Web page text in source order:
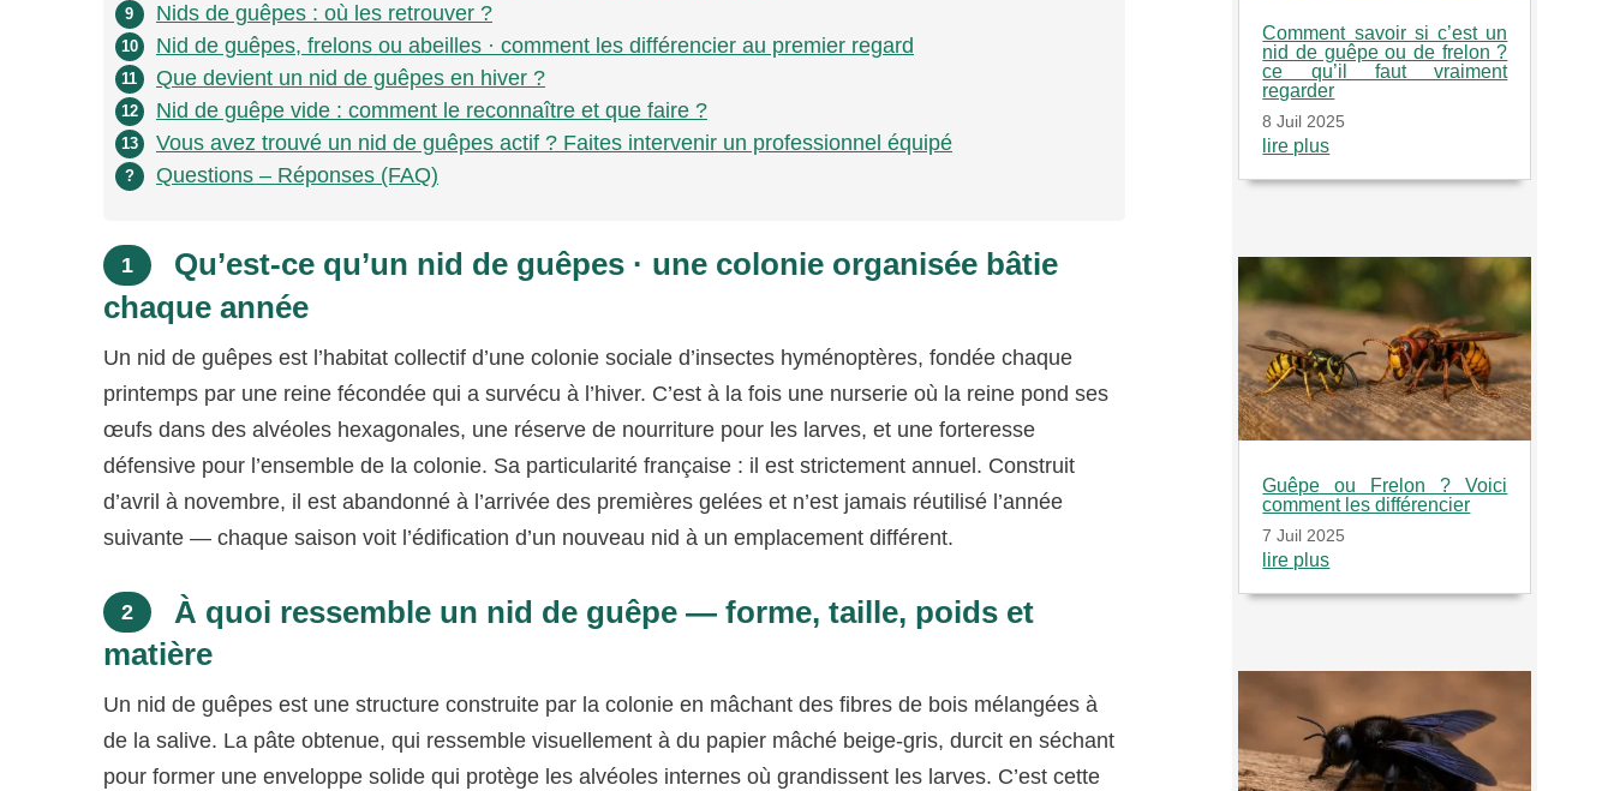
9 Nids de guêpes : où les retrouver ?
10 Nid de guêpes, frelons ou abeilles · comment les différencier au premier regard
11 Que devient un nid de guêpes en hiver ?
12 Nid de guêpe vide : comment le reconnaître et que faire ?
13 Vous avez trouvé un nid de guêpes actif ? Faites intervenir un professionnel équipé
? Questions – Réponses (FAQ)
1
Qu’est-ce qu’un nid de guêpes · une colonie organisée bâtie
chaque année
Un nid de guêpes est l’habitat collectif d’une colonie sociale d’insectes hyménoptères, fondée chaque
printemps par une reine fécondée qui a survécu à l’hiver. C’est à la fois une nurserie où la reine pond ses
œufs dans des alvéoles hexagonales, une réserve de nourriture pour les larves, et une forteresse
défensive pour l’ensemble de la colonie. Sa particularité française : il est strictement annuel. Construit
d’avril à novembre, il est abandonné à l’arrivée des premières gelées et n’est jamais réutilisé l’année
suivante — chaque saison voit l’édification d’un nouveau nid à un emplacement différent.
2
À quoi ressemble un nid de guêpe — forme, taille, poids et
matière
Un nid de guêpes est une structure construite par la colonie en mâchant des fibres de bois mélangées à
de la salive. La pâte obtenue, qui ressemble visuellement à du papier mâché beige-gris, durcit en séchant
pour former une enveloppe solide qui protège les alvéoles internes où grandissent les larves. C’est cette
Comment savoir si c’est un
nid de guêpe ou de frelon ?
ce qu’il faut vraiment
regarder
8 Juil 2025
lire plus
Guêpe ou Frelon ? Voici
comment les différencier
7 Juil 2025
lire plus